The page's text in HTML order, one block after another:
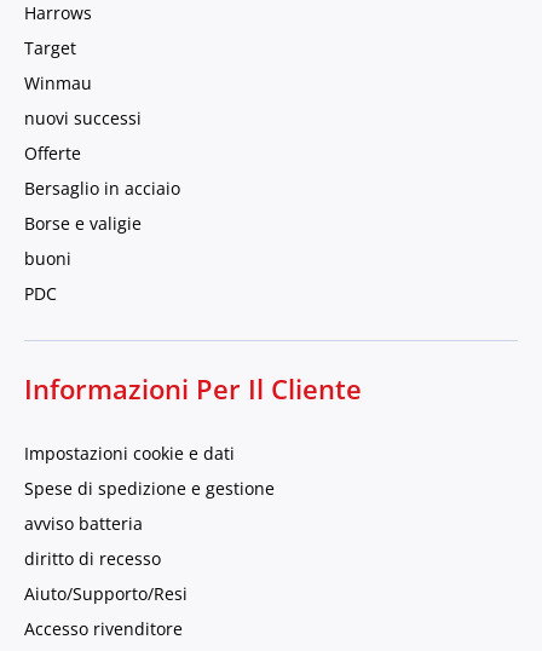
Harrows
Target
Winmau
nuovi successi
Offerte
Bersaglio in acciaio
Borse e valigie
buoni
PDC
Informazioni Per Il Cliente
Impostazioni cookie e dati
Spese di spedizione e gestione
avviso batteria
diritto di recesso
Aiuto/Supporto/Resi
Accesso rivenditore